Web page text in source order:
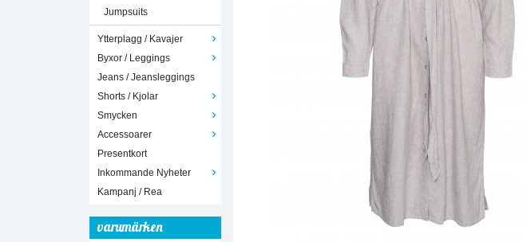
Jumpsuits
Ytterplagg / Kavajer
Byxor / Leggings
Jeans / Jeansleggings
Shorts / Kjolar
Smycken
Accessoarer
Presentkort
Inkommande Nyheter
Kampanj / Rea
varumärken